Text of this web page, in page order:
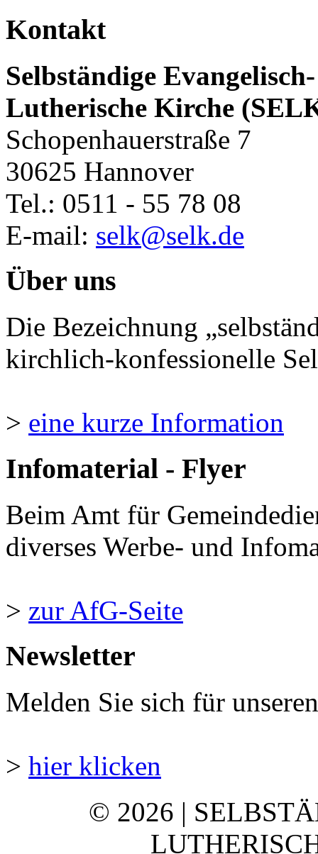
Kontakt
Selbständige Evangelisch-
Lutherische Kirche
Schopenhauerstraße 7
30625 Hannover
Tel.: 0511 - 55 78 08
E-mail: selk@selk.de
Über uns
Die Bezeichnung
kirchlich-konfessionelle
> eine kurze Information
Infomaterial - Flyer
Beim Amt für
diverses Werbe- und
> zur AfG-Seite
Newsletter
Melden Sie sich für
> hier klicken
© 2026 |